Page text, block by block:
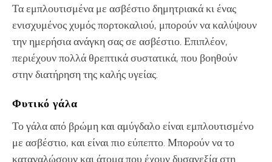
Τα εμπλουτισμένα με ασβέστιο δημητριακά κι ένας
ενισχυμένος χυμός πορτοκαλιού, μπορούν να καλύψουν
την ημερήσια ανάγκη σας σε ασβέστιο. Επιπλέον,
περιέχουν πολλά θρεπτικά συστατικά, που βοηθούν
στην διατήρηση της καλής υγείας.
Φυτικό γάλα
Το γάλα από βρώμη και αμύγδαλο είναι εμπλουτισμένο
με ασβέστιο, και είναι πιο εύπεπτο. Μπορούν να το
καταναλώσουν και άτομα που έχουν δυσανεξία στη